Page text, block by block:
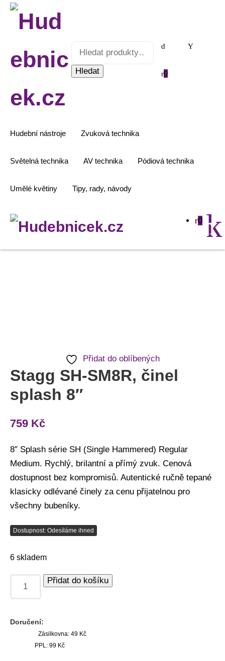
Hledat:
Hledat 0
Hudební nástroje Zvuková technika
Světelná technika AV technika Pódiová technika
Umělé květiny Tipy, rady, návody
0
Přidat do oblíbených
Stagg SH-SM8R, činel
splash 8″
759 Kč
8″ Splash série SH (Single Hammered) Regular
Medium. Rychlý, brilantní a přímý zvuk. Cenová
dostupnost bez kompromisů. Autentické ručně tepané
klasicky odlévané činely za cenu přijatelnou pro
všechny bubeníky.
Dostupnost: Odesíláme ihned
6 skladem
Přidat do košíku
Doručení:
Zásilkovna: 49 Kč
PPL: 99 Kč